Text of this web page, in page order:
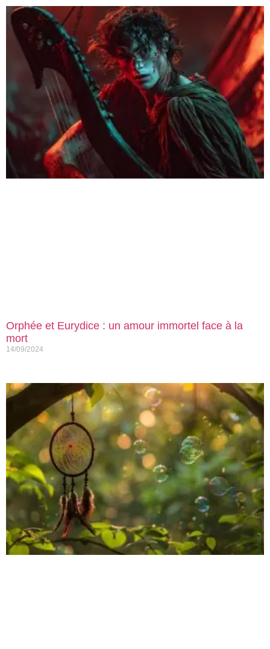
Orphée et Eurydice : un amour immortel face à la
mort
14/09/2024